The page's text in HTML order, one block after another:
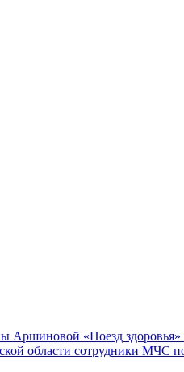
Аршиновой «Поезд здоровья»
области сотрудники МЧС